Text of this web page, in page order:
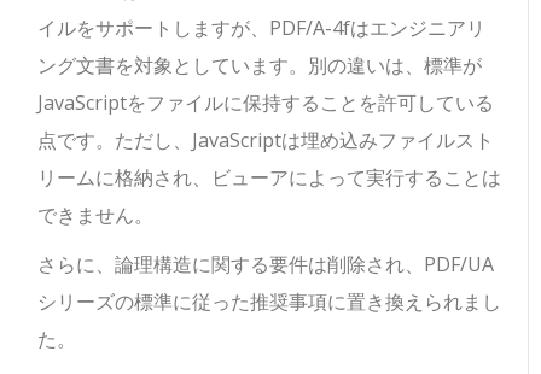
イルをサポートしますが、PDF/A-4fはエンジニアリ
ング文書を対象としています。別の違いは、標準が
JavaScriptをファイルに保持することを許可している
点です。ただし、JavaScriptは埋め込みファイルスト
リームに格納され、ビューアによって実行することは
できません。
さらに、論理構造に関する要件は削除され、PDF/UA
シリーズの標準に従った推奨事項に置き換えられまし
た。